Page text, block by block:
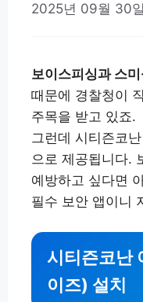
2025년 09월 30일
보이스피싱과 스
때문에 경찰청이
주목을 받고 있죠.
그런데 시티즌코
으로 제공됩니다.
예방하고 싶다면
필수 보안 앱이니
시티즌코난
이즈) 설치